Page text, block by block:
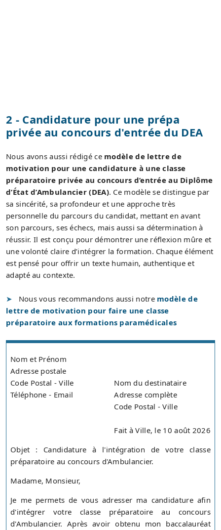
2 - Candidature pour une prépa
privée au concours d'entrée du DEA
Nous avons aussi rédigé ce modèle de lettre de
motivation pour une candidature à une classe
préparatoire privée au concours d’entrée au Diplôme
d’État d’Ambulancier (DEA). Ce modèle se distingue par
sa sincérité, sa profondeur et une approche très
personnelle du parcours du candidat, mettant en avant
son parcours, ses échecs, mais aussi sa détermination à
réussir. Il est conçu pour démontrer une réflexion mûre et
une volonté claire d’intégrer la formation. Chaque élément
est pensé pour offrir un texte humain, authentique et
adapté au contexte.
Nous vous recommandons aussi notre modèle de
lettre de motivation pour faire une classe
préparatoire aux formations paramédicales
Nom et Prénom
Adresse postale
Code Postal - Ville
Téléphone - Email
Nom du destinataire
Adresse complète
Code Postal - Ville
Fait à Ville, le 10 août 2026
Objet : Candidature à l'intégration de votre classe
préparatoire au concours d'Ambulancier.
Madame, Monsieur,
Je me permets de vous adresser ma candidature afin
d'intégrer votre classe préparatoire au concours
d'Ambulancier. Après avoir obtenu mon baccalauréat